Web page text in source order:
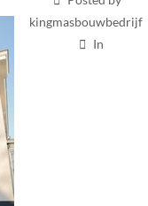
kingmasbouwbedrijf
In